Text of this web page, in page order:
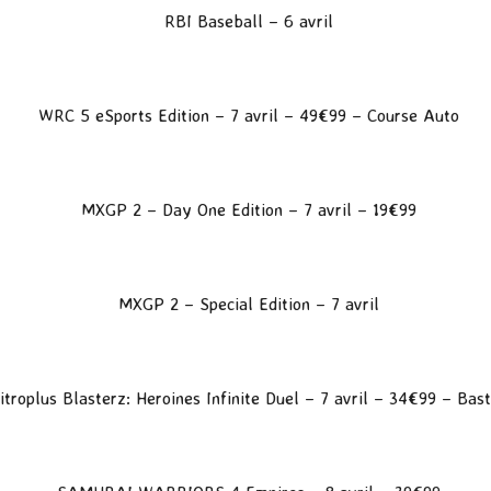
RBI Baseball – 6 avril
WRC 5 eSports Edition – 7 avril – 49€99 – Course Auto
MXGP 2– Day One Edition – 7 avril – 19€99
MXGP 2 – Special Edition – 7 avril
Blasterz: Heroines Infinite Duel – 7 avril – 34€99 –